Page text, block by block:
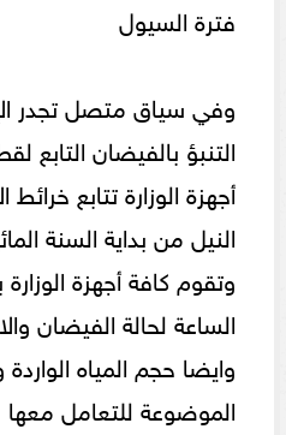
فترة السيول
وفي سياق متصل تجدر
التنبؤ بالفيضان التابع
أجهزة الوزارة تتابع
النيل من بداية السنة
وتقوم كافة أجهزة
الساعة لحالة الفيضان
وايضا حجم المياه
الموضوعة للتعامل معها